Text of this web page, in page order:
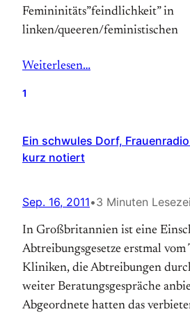
Femininitäts”feindlichkeit” in
linken/queeren/feministischen
Weiterlesen…
1
Ein schwules Dorf,
kurz notiert
Sep. 16, 2011•3 Minuten
In Großbritannien ist eine
Abtreibungsgesetze erstmal vom
Kliniken, die Abtreibungen
weiter Beratungsgespräche
Abgeordnete hatten das